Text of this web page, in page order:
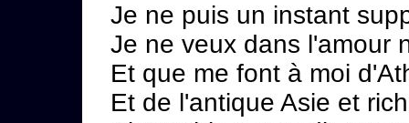
Je ne puis un instant
Je ne veux dans l'amour
Et que me font à moi
Et de l'antique Asie et